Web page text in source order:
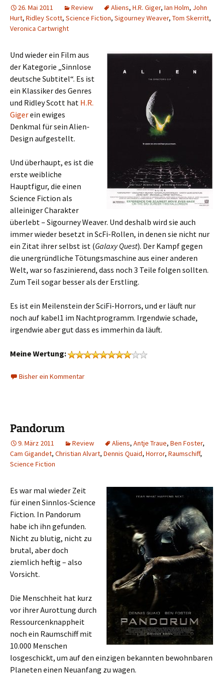
26. Mai 2011 Review Aliens, H.R. Giger, Ian Holm, John
Hurt, Ridley Scott, Science Fiction, Sigourney Weaver, Tom Skerritt,
Veronica Cartwright
Und wieder ein Film aus
der Kategorie „Sinnlose
deutsche Subtitel“. Es ist
ein Klassiker des Genres
und Ridley Scott hat H.R.
Gigerein ewiges
Denkmal für sein Alien-
Design aufgestellt.
Und überhaupt, es ist die
erste weibliche
Hauptfigur, die einen
Science Fiction als
alleiniger Charakter
überlebt – Sigourney Weaver. Und deshalb wird sie auch
immer wieder besetzt in ScFi-Rollen, in denen sie nicht nur
ein Zitat ihrer selbst ist (Galaxy Quest). Der Kampf gegen
die unergründliche Tötungsmaschine aus einer anderen
Welt, war so faszinierend, dass noch 3 Teile folgen sollten.
Zum Teil sogar besser als der Erstling.
Es ist ein Meilenstein der SciFi-Horrors, und er läuft nur
noch auf kabel1 im Nachtprogramm. Irgendwie schade,
irgendwie aber gut dass es immerhin da läuft.
Meine Wertung:
Bisher ein Kommentar
Pandorum
9. März 2011 Review Aliens, Antje Traue, Ben Foster,
Cam Gigandet, Christian Alvart, Dennis Quaid, Horror, Raumschiff,
Science Fiction
Es war mal wieder Zeit
für einen Sinnlos-Science
Fiction. In Pandorum
habe ich ihn gefunden.
Nicht zu blutig, nicht zu
brutal, aber doch
ziemlich heftig – also
Vorsicht.
Die Menschheit hat kurz
vor ihrer Aurottung durch
Ressourcenknappheit
noch ein Raumschiff mit
10.000 Menschen
losgeschickt, um auf den einzigen bekannten bewohnbaren
Planeten einen Neuanfang zu wagen.